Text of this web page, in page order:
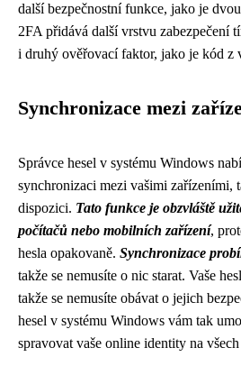
další bezpečnostní funkce, jako je
2FA přidává další vrstvu zabezpečení
i druhý ověřovací faktor, jako je kód z
Synchronizace mezi
Správce hesel v systému Windows
synchronizaci mezi vašimi zařízeními,
dispozici. Tato funkce je obzvláště
počítačů nebo mobilních zařízení,
hesla opakovaně. Synchronizace
takže se nemusíte o nic starat. Vaše
takže se nemusíte obávat o jejich
hesel v systému Windows vám tak
spravovat vaše online identity na